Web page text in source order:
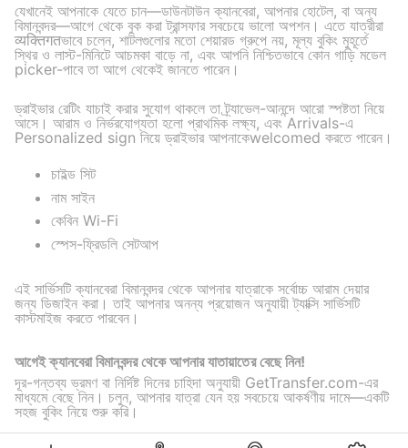
যেখানেই আপনাকে যেতে চান—ডাউনটাউন ক্যানবেরা, আপনার হোটেল, বা অন্য
বিমানবন্দর—আগে থেকে বুক করা ট্রান্সফার সবচেয়ে ভালো অপশন। এতে যাত্রীরা
व्यक्तिगतভাবে চলেন, শাটলগুলোর মতো শেয়ারড গ্রুপে নয়, মূল্য বুকিং মুহূর্তে
স্থির ও লাস্ট-মিনিটে আচমকা বাড়ে না, এবং আপনি নিশ্চিতভাবে কোন গাড়ি মডেল
picker-পাবে তা আগে থেকেই জানতে পারেন।
ড্রাইভার রেটিং যাচাই করার সুযোগ থাকলে তা ট্র্যাভেল-আনন্দে আরো স্পষ্টতা নিয়ে
আসে। আরাম ও নির্ভরযোগ্যতা হলো প্রাথমিক লক্ষ্য, এবং Arrivals-এ
Personalized sign নিয়ে ড্রাইভার আপনাকেwelcomed করতে পারেন।
চাইল্ড সিট
নাম সাইন
কেবিন Wi-Fi
স্পেস-ফ্রিডলি সেটআপ
এই সার্ভিসটি ক্যানবেরা বিমানবন্দর থেকে আপনার যাত্রাকে সর্বোচ্চ আরাম দেয়ার
জন্য ডিজাইন করা। তাই আপনার অনন্য প্রয়োজন অনুযায়ী ট্যাক্সি সার্ভিসটি
কাস্টমাইজ করতে পারবেন।
আগেই ক্যানবেরা বিমানবন্দর থেকে আপনার যাতায়াতের বেছে নিন!
দূর-গন্তব্য ভ্রমণ বা নির্দিষ্ট দিনের চাহিদা অনুযায়ী GetTransfer.com-এর
মাধ্যমে বেছে নিন। চলুন, আপনার যাত্রা যেন হয় সবচেয়ে আকর্ষণীয় দামে—একটি
সহজ বুকিং নিয়ে শুরু করি।